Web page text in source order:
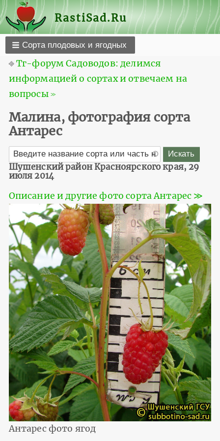
RastiSad.Ru
Сорта плодовых и ягодных
⎆Тг-форум Садоводов: делимся
информацией о сортах и отвечаем на
вопросы ≫
Малина, фотография сорта
Антарес
Шушенский район Красноярского края, 29
июля 2014
Описание и другие фото сорта Антарес ≫
Антарес фото ягод